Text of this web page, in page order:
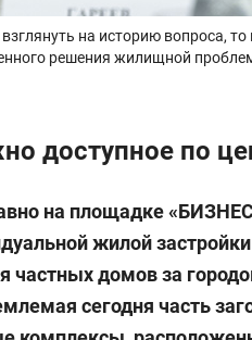
на историю вопроса,
решения жилищной
доступное по
на площадке
жилой
частных домов за
сегодня часть